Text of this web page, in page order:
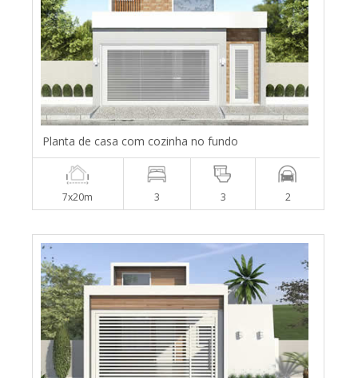
Planta de casa com cozinha no fundo
7x20m 3 3 2